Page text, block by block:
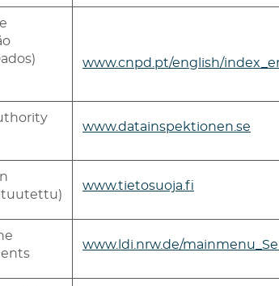
www.cnpd.pt/english/
www.datainspektionen.se
www.tietosuoja.fi
www.ldi.nrw.de/